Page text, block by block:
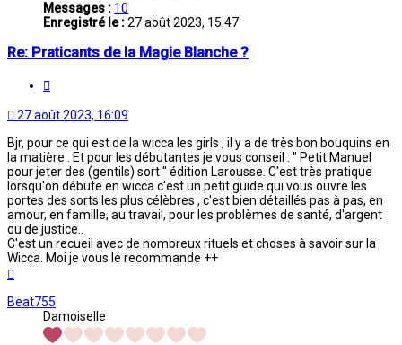
Messages : 10
Enregistré le :27 août 2023, 15:47
Re: Praticants de la Magie Blanche ?
27 août 2023, 16:09
Bjr, pour ce qui est de la wicca les girls , il y a de très bon bouquins en
la matière . Et pour les débutantes je vous conseil : " Petit Manuel
pour jeter des (gentils) sort " édition Larousse. C'est très pratique
lorsqu'on débute en wicca c'est un petit guide qui vous ouvre les
portes des sorts les plus célèbres , c'est bien détaillés pas à pas, en
amour, en famille, au travail, pour les problèmes de santé, d'argent
ou de justice..
C'est un recueil avec de nombreux rituels et choses à savoir sur la
Wicca. Moi je vous le recommande ++
Beat755
Damoiselle